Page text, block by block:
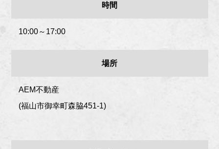
時間
10:00～17:00
場所
AEM不動産
(福山市御幸町森脇451-1)